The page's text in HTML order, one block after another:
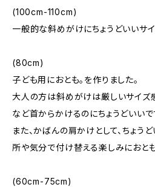
(100cm-110cm)
一般的な斜めがけにちょうどいいサイ
(80cm)
子ども用におとも。を作りました。
大人の方は斜めがけは厳しいサイズ
など首からかけるのにちょうどいいで
また、かばんの肩かけとして、ちょう
所や気分で付け替える楽しみにおとも
(60cm-75cm)